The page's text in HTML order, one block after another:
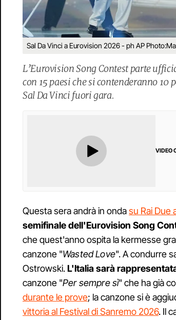
Sal Da Vinci a Eurovision 2026 - ph AP
L’Eurovision Song Contest parte
con 15 paesi che si contenderanno 10
Sal Da Vinci fuori gara.
VIDEO
Questa sera andrà in ondasu Rai Due
semifinale dell'Eurovision Song
che quest'anno ospita la kermesse
canzone "Wasted Love". A condurre
Ostrowski.L'Italia sarà
canzone "Per sempre sì" che ha già
durante le prove; la canzone si è
vittoria al Festival di Sanremo 2026. Il